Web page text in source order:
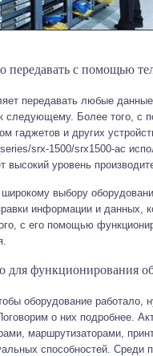
передавать с помощью
передавать любые
следующему. Более того, с
гаджетов и других
srx-1500/srx1500-ac
высокий уровень
выбору
информации и данных,
с его помощью
для функционирования
оборудование
о них подробнее.
маршрутизаторами,
способностей.